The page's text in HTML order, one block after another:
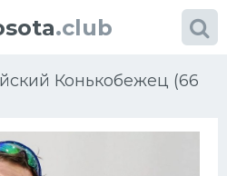
.club
Конькобежец (66